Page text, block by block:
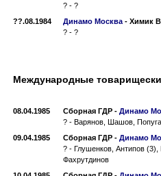
? - ?
??.08.1984
Динамо Москва - Химик
? - ?
Международные
08.04.1985 Сборная ГДР - Динамо
? - Варянов, Шашов,
09.04.1985
Сборная ГДР - Динамо
? - Глушенков, Антипов
Фахрутдинов